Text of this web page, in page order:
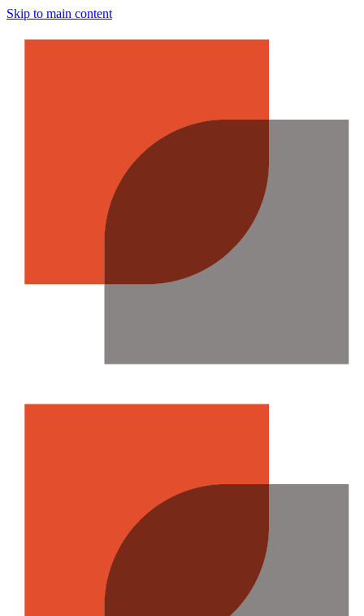
Skip to main content